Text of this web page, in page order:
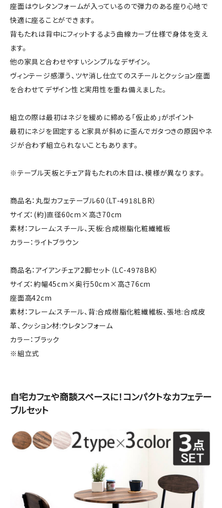
座面はウレタンフォームが入っているので弾力のある座り心地で
快適に座ることができます。
背もたれは背中にフィットするよう曲線カーブ仕様で身体を支え
ます。
他の家具と合わせやすいシンプルなデザイン。
ヴィンテージ感漂う、ツヤ消し仕立てのスチールとクッション座面
を合わせてデザイン性と実用性を重ね備えました。
組立の際は最初はネジを緩めに締める「仮止め」がポイント
最初にネジを固定すると家具が斜めに歪んでガタつきの原因やネ
ジが合わず組立られないこともあります。
※テーブル天板とチェア背もたれの木目は、模様が異なります。
商品名：丸型カフェテーブル60（LT-4918LBR）
サイズ：(約)直径60cm×高さ70cm
素材：フレーム:スチール、天板:合成樹脂化粧繊維板
カラー：ライトブラウン
商品名：アイアンチェア2脚セット（LC-4978BK）
サイズ：約幅45cm×奥行50cm×高さ76cm
座面高42cm
素材：フレーム:スチール、背:合成樹脂化粧繊維板、張地:合成皮
革、クッション材:ウレタンフォーム
カラー：ブラック
※組立式
自宅カフェや商談スペースに！コンパクトなカフェテー
ブルセット